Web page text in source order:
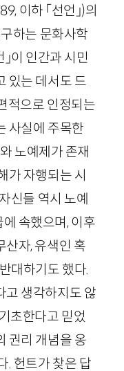
, 이하 「선언」)의
하는 문화사학
」이 인간과 시민
있는 데서도 드
적으로 인정되는
사실에 주목한
노예제가 존재
가 자행되는 시
신들 역시 노예
속했으며, 이후
산자, 유색인 혹
대하기도 했다.
고 생각하지도 않
초한다고 믿었
권리 개념을 옹
. 헌트가 찾은 답